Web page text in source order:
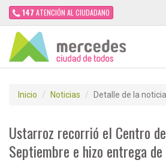
147 ATENCIÓN AL CIUDADANO
Inicio Noticias Detalle de la noticia
Ustarroz recorrió el Centro
Septiembre e hizo entrega de